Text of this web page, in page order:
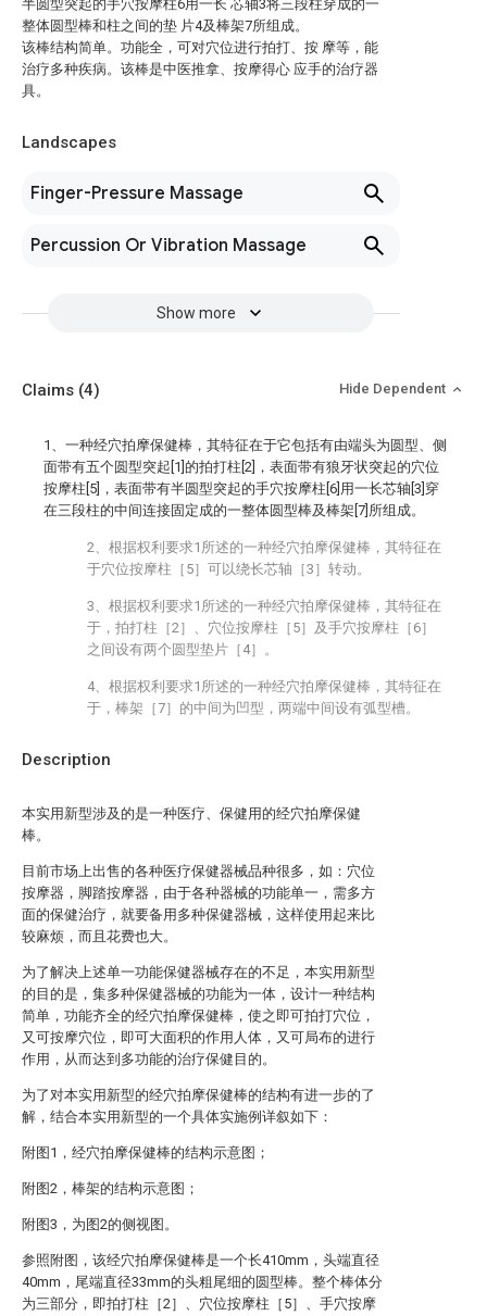
半圆型突起的手穴按摩柱6用一长 芯轴3将三段柱穿成的一
整体圆型棒和柱之间的垫 片4及棒架7所组成。
该棒结构简单。功能全，可对穴位进行拍打、按 摩等，能
治疗多种疾病。该棒是中医推拿、按摩得心 应手的治疗器
具。
Landscapes
Finger-Pressure Massage
Percussion Or Vibration Massage
Show more
Description
本实用新型涉及的是一种医疗、保健用的经穴拍摩保健
棒。
目前市场上出售的各种医疗保健器械品种很多，如：穴位
按摩器，脚踏按摩器，由于各种器械的功能单一，需多方
面的保健治疗，就要备用多种保健器械，这样使用起来比
较麻烦，而且花费也大。
为了解决上述单一功能保健器械存在的不足，本实用新型
的目的是，集多种保健器械的功能为一体，设计一种结构
简单，功能齐全的经穴拍摩保健棒，使之即可拍打穴位，
又可按摩穴位，即可大面积的作用人体，又可局布的进行
作用，从而达到多功能的治疗保健目的。
为了对本实用新型的经穴拍摩保健棒的结构有进一步的了
解，结合本实用新型的一个具体实施例详叙如下：
附图1，经穴拍摩保健棒的结构示意图；
附图2，棒架的结构示意图；
附图3，为图2的侧视图。
参照附图，该经穴拍摩保健棒是一个长410mm，头端直径
40mm，尾端直径33mm的头粗尾细的圆型棒。整个棒体分
为三部分，即拍打柱［2］、穴位按摩柱［5］、手穴按摩
Claims (4) Hide Dependent
1、一种经穴拍摩保健棒，其特征在于它包括有由端头为圆型、侧
面带有五个圆型突起[1]的拍打柱[2]，表面带有狼牙状突起的穴位
按摩柱[5]，表面带有半圆型突起的手穴按摩柱[6]用一长芯轴[3]穿
在三段柱的中间连接固定成的一整体圆型棒及棒架[7]所组成。
2、根据权利要求1所述的一种经穴拍摩保健棒，其特征在
于穴位按摩柱［5］可以绕长芯轴［3］转动。
3、根据权利要求1所述的一种经穴拍摩保健棒，其特征在
于，拍打柱［2］、穴位按摩柱［5］及手穴按摩柱［6］
之间设有两个圆型垫片［4］。
4、根据权利要求1所述的一种经穴拍摩保健棒，其特征在
于，棒架［7］的中间为凹型，两端中间设有弧型槽。